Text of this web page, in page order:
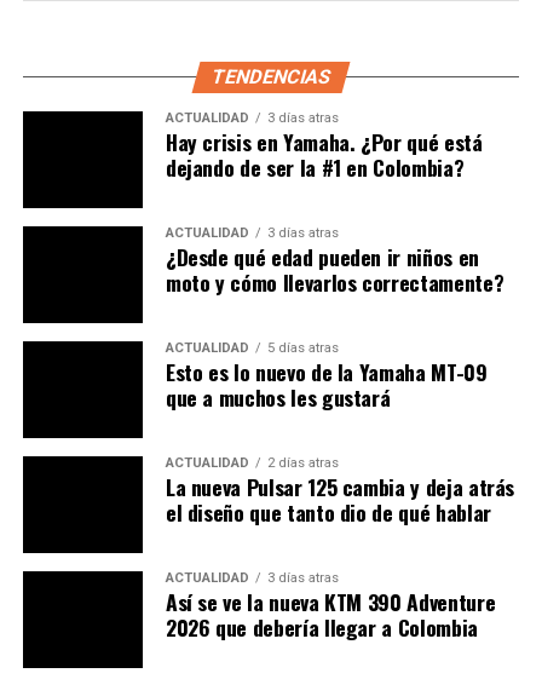
2025 ahora cumple con la normativaOBD‑2B
implica mejoras en su sistema de gestión electrónica
para adaptarse a regulaciones de emisiones más
Este ajuste es necesario para que la moto siga siendo
comercializable en mercados donde estas regulaciones
ya están activas o próximas. Es una exigencia más que
una mejora de rendimiento per se, pero tiene
implicaciones importantes para su viabilidad comercial.
Nuevas opciones de color y gráficos
Aunque la base mecánica se mantiene, Suzuki apuesta
por una renovación estética. El modelo 2025 presenta
y gráficos revisados para dar un
TENDENCIAS
ACTUALIDAD 3 días atras
Hay crisis en Yamaha. ¿Por qué está
dejando de ser la #1 en Colombia?
ACTUALIDAD 3 días atras
¿Desde qué edad pueden ir niños en
moto y cómo llevarlos correctamente?
ACTUALIDAD 5 días atras
Esto es lo nuevo de la Yamaha MT-09
que a muchos les gustará
ACTUALIDAD 2 días atras
La nueva Pulsar 125 cambia y deja atrás
el diseño que tanto dio de qué hablar
ACTUALIDAD 3 días atras
Así se ve la nueva KTM 390 Adventure
2026 que debería llegar a Colombia